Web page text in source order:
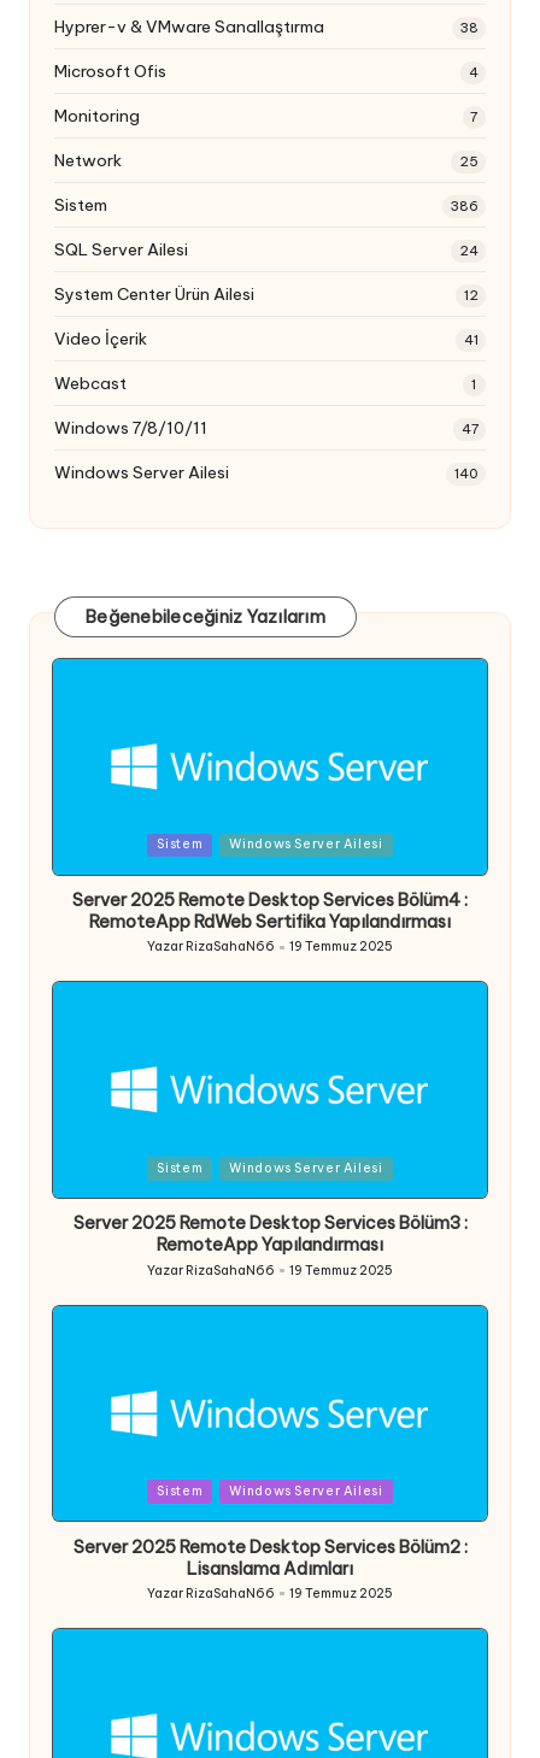
Hyprer-v & VMware Sanallaştırma 38
Microsoft Ofis 4
Monitoring 7
Network 25
Sistem 386
SQL Server Ailesi 24
System Center Ürün Ailesi 12
Video İçerik 41
Webcast 1
Windows 7/8/10/11 47
Windows Server Ailesi 140
Beğenebileceğiniz Yazılarım
Sistem Windows Server Ailesi
Server 2025 Remote Desktop Services Bölüm4 :
RemoteApp RdWeb Sertifika Yapılandırması
Posted
by
Yazar RizaSahaN66 19 Temmuz 2025
Sistem Windows Server Ailesi
Server 2025 Remote Desktop Services Bölüm3 :
RemoteApp Yapılandırması
Posted
Yazar RizaSahaN66 19 Temmuz 2025
Sistem Windows Server Ailesi
Server 2025 Remote Desktop Services Bölüm2 :
Lisanslama Adımları
Posted
by
Yazar RizaSahaN66 19 Temmuz 2025